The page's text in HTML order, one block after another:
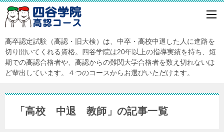
高卒認定試験（高認・旧大検）は、中卒・高校中退した人に進路を
切り開いてくれる資格。四谷学院は20年以上の指導実績を持ち、短
期での高認合格者や、高認からの難関大学合格者を数え切れないほ
ど輩出しています。４つのコースからお選びいただけます。
「高校 中退 教師」の記事一覧